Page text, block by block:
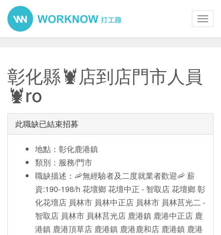
彰化縣🦞店到店門市人員
🦞ro
此職缺已結束招募
地點：彰化鹿港鎮
類別：服務/門市
職缺描述：🦐無經驗者及二度就業者歡迎🦐 薪
資:190-198/h 花壇鄉 花壇中正 - 智取店 花壇鄉 彰
化花壇店 員林市 員林中正店 員林市 員林莒光二 -
智取店 員林市 員林莒光店 鹿港鎮 鹿港中正店 鹿
港鎮 鹿港頂草店 鹿港鎮 鹿港鹿和店 鹿港鎮 鹿港